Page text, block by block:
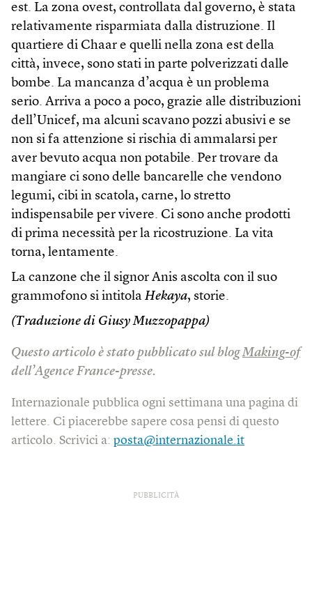
est. La zona ovest, controllata dal governo, è stata
relativamente risparmiata dalla distruzione. Il
quartiere di Chaar e quelli nella zona est della
città, invece, sono stati in parte polverizzati dalle
bombe. La mancanza d’acqua è un problema
serio. Arriva a poco a poco, grazie alle distribuzioni
dell’Unicef, ma alcuni scavano pozzi abusivi e se
non si fa attenzione si rischia di ammalarsi per
aver bevuto acqua non potabile. Per trovare da
mangiare ci sono delle bancarelle che vendono
legumi, cibi in scatola, carne, lo stretto
indispensabile per vivere. Ci sono anche prodotti
di prima necessità per la ricostruzione. La vita
torna, lentamente.
La canzone che il signor Anis ascolta con il suo
grammofono si intitola Hekaya, storie.
(Traduzione di Giusy Muzzopappa)
Questo articolo è stato pubblicato sul blog Making-of
dell’Agence France-presse.
Internazionale pubblica ogni settimana una pagina di
lettere. Ci piacerebbe sapere cosa pensi di questo
articolo. Scrivici a: posta@internazionale.it
PUBBLICITÀ